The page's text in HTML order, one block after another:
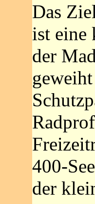
Das
ist eine
der
400-
der